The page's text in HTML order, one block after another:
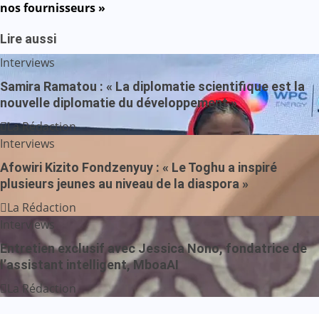
nos fournisseurs »
Lire aussi
Interviews
Samira Ramatou : « La diplomatie scientifique est la
nouvelle diplomatie du développement »
La Rédaction
Interviews
Afowiri Kizito Fondzenyuy : « Le Toghu a inspiré
plusieurs jeunes au niveau de la diaspora »
La Rédaction
Interviews
Entretien exclusif avec Jessica Nono, fondatrice de
l’assistant intelligent, MboaAI
La Rédaction